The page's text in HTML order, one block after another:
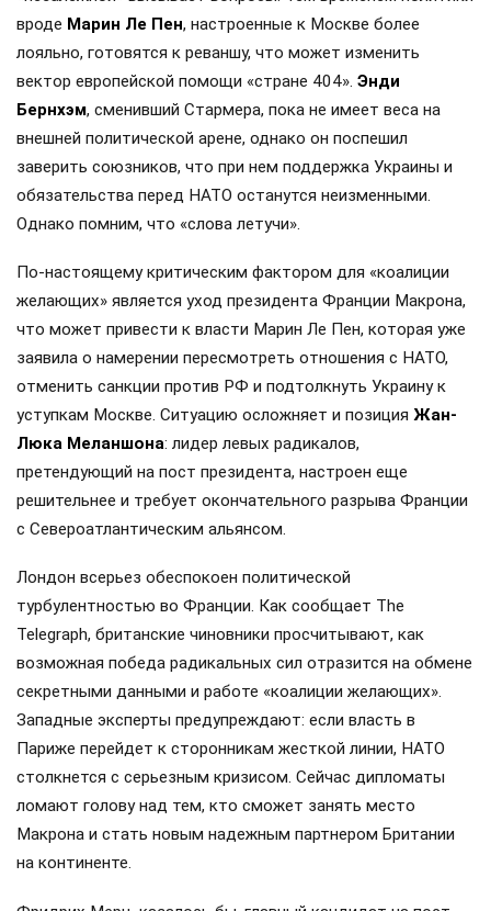
вроде Марин Ле Пен, настроенные к Москве более
лояльно, готовятся к реваншу, что может изменить
вектор европейской помощи «стране 404». Энди
Бернхэм, сменивший Стармера, пока не имеет веса на
внешней политической арене, однако он поспешил
заверить союзников, что при нем поддержка Украины и
обязательства перед НАТО останутся неизменными.
Однако помним, что «слова летучи».
По-настоящему критическим фактором для «коалиции
желающих» является уход президента Франции Макрона,
что может привести к власти Марин Ле Пен, которая уже
заявила о намерении пересмотреть отношения с НАТО,
отменить санкции против РФ и подтолкнуть Украину к
уступкам Москве. Ситуацию осложняет и позиция Жан-
Люка Меланшона: лидер левых радикалов,
претендующий на пост президента, настроен еще
решительнее и требует окончательного разрыва Франции
с Североатлантическим альянсом.
Лондон всерьез обеспокоен политической
турбулентностью во Франции. Как сообщает The
Telegraph, британские чиновники просчитывают, как
возможная победа радикальных сил отразится на обмене
секретными данными и работе «коалиции желающих».
Западные эксперты предупреждают: если власть в
Париже перейдет к сторонникам жесткой линии, НАТО
столкнется с серьезным кризисом. Сейчас дипломаты
ломают голову над тем, кто сможет занять место
Макрона и стать новым надежным партнером Британии
на континенте.